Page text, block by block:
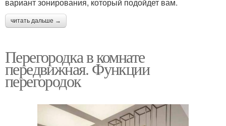
вариант зонирования, который подойдет вам.
читать дальше →
Перегородка в комнате
передвижная. Функции
перегородок